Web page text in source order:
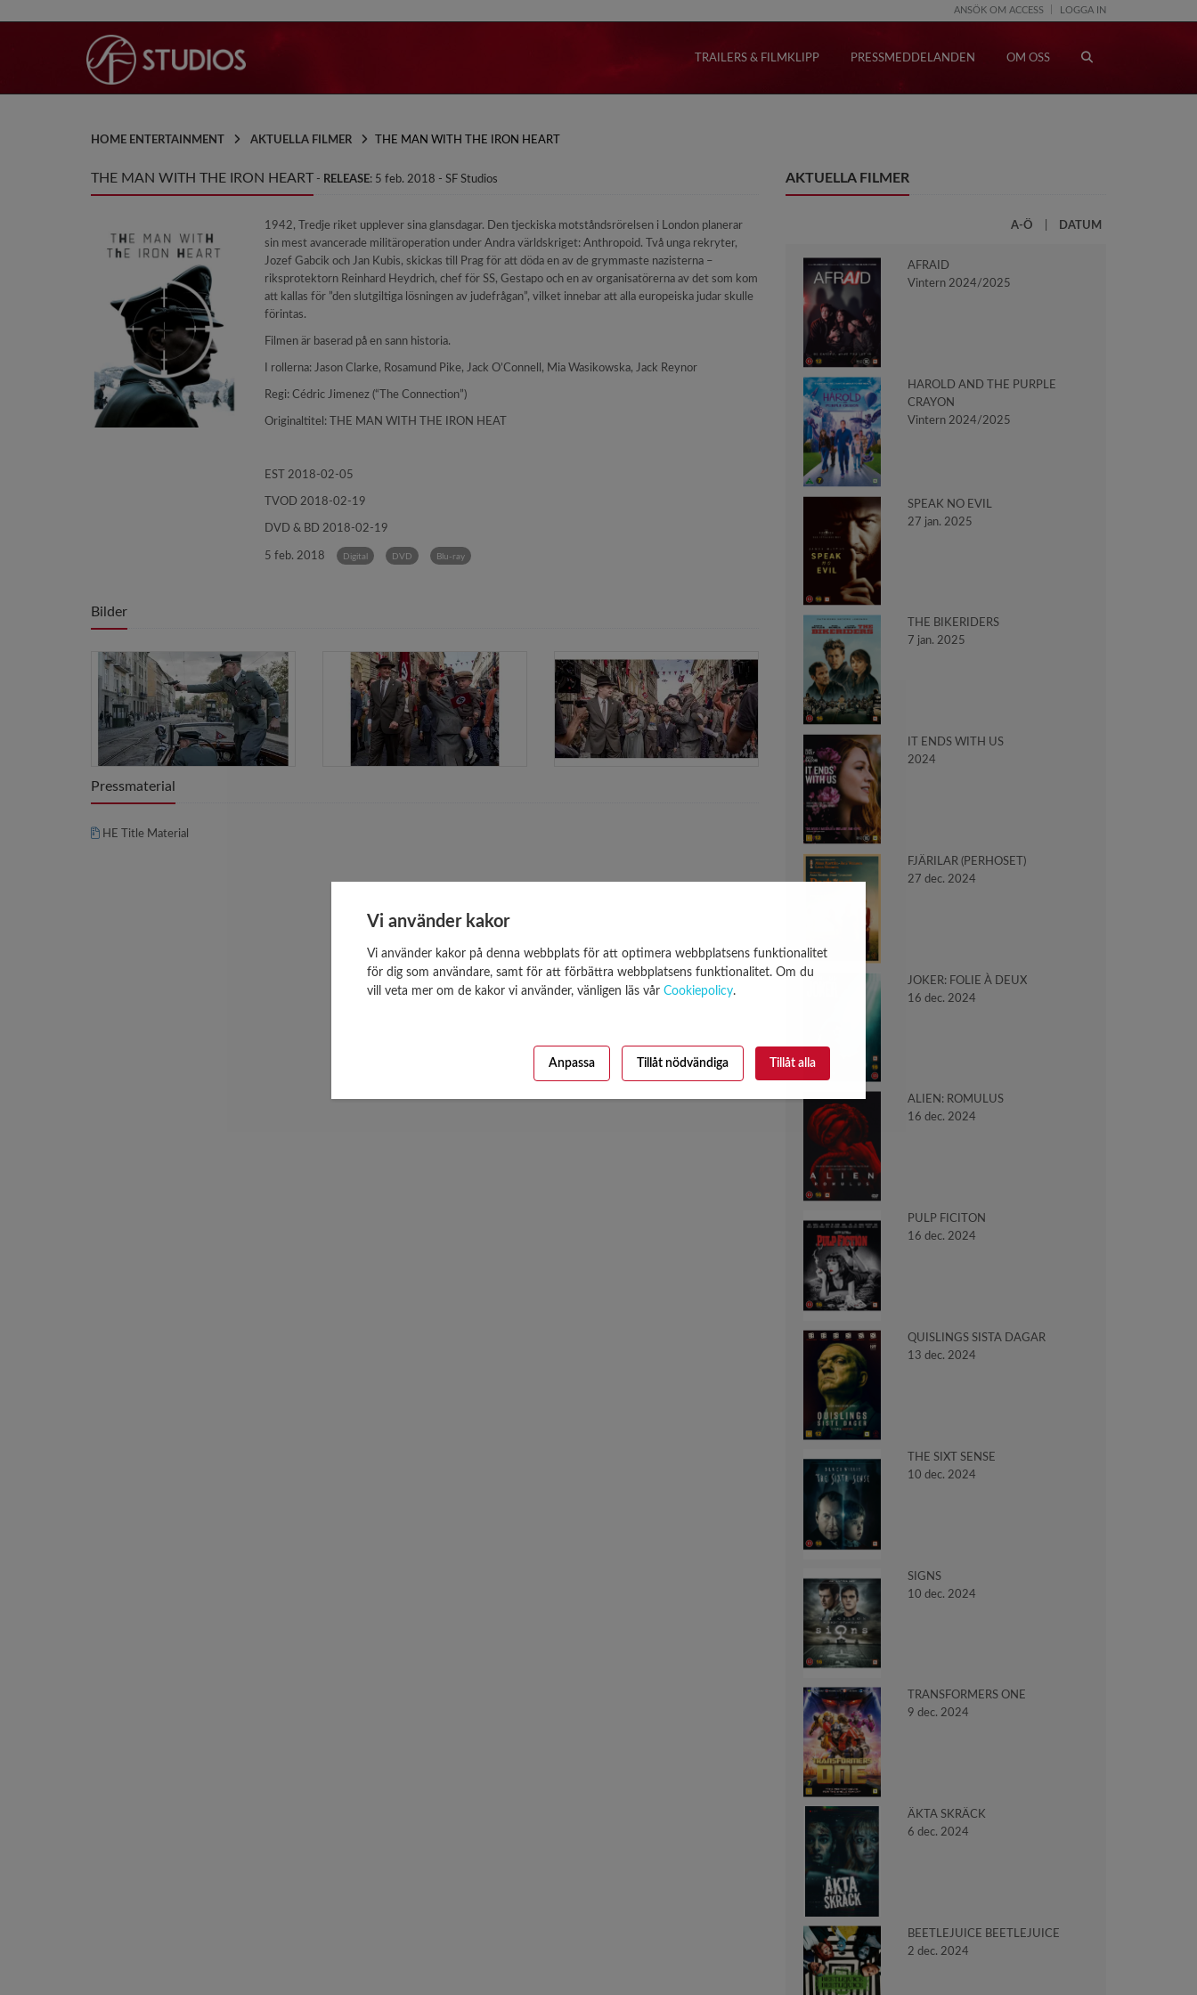
Vi använder kakor
Vi använder kakor på denna webbplats för att optimera webbplatsens funktionalitet
för dig som användare, samt för att förbättra webbplatsens funktionalitet. Om du
vill veta mer om de kakor vi använder, vänligen läs vår Cookiepolicy.
Anpassa Tillåt nödvändiga Tillåt alla
ANSÖK OM ACCESS LOGGA IN
TRAILERS & FILMKLIPP PRESSMEDDELANDEN OM OSS
HOME ENTERTAINMENT AKTUELLA FILMER THE MAN WITH THE IRON HEART
THE MAN WITH THE IRON HEART - RELEASE: 5 feb. 2018 - SF Studios
1942, Tredje riket upplever sina glansdagar. Den tjeckiska motståndsrörelsen i London planerar
sin mest avancerade militäroperation under Andra världskriget: Anthropoid. Två unga rekryter,
Jozef Gabcik och Jan Kubis, skickas till Prag för att döda en av de grymmaste nazisterna –
riksprotektorn Reinhard Heydrich, chef för SS, Gestapo och en av organisatörerna av det som kom
att kallas för ”den slutgiltiga lösningen av judefrågan”, vilket innebar att alla europeiska judar skulle
förintas.
Filmen är baserad på en sann historia.
I rollerna: Jason Clarke, Rosamund Pike, Jack O’Connell, Mia Wasikowska, Jack Reynor
Regi: Cédric Jimenez (“The Connection”)
Originaltitel: THE MAN WITH THE IRON HEAT
EST 2018-02-05
TVOD 2018-02-19
DVD & BD 2018-02-19
5 feb. 2018 Digital DVD Blu-ray
Bilder
Pressmaterial
HE Title Material
AKTUELLA FILMER
A-Ö DATUM
AFRAID
Vintern 2024/2025
HAROLD AND THE PURPLE
CRAYON
Vintern 2024/2025
SPEAK NO EVIL
27 jan. 2025
THE BIKERIDERS
7 jan. 2025
IT ENDS WITH US
2024
FJÄRILAR (PERHOSET)
27 dec. 2024
JOKER: FOLIE À DEUX
16 dec. 2024
ALIEN: ROMULUS
16 dec. 2024
PULP FICITON
16 dec. 2024
QUISLINGS SISTA DAGAR
13 dec. 2024
THE SIXT SENSE
10 dec. 2024
SIGNS
10 dec. 2024
TRANSFORMERS ONE
9 dec. 2024
ÄKTA SKRÄCK
6 dec. 2024
BEETLEJUICE BEETLEJUICE
2 dec. 2024